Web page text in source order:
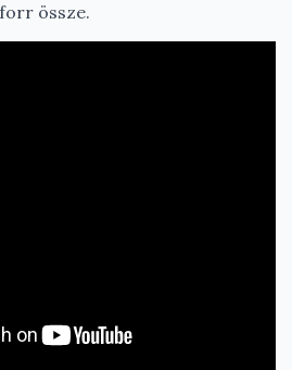
össze.